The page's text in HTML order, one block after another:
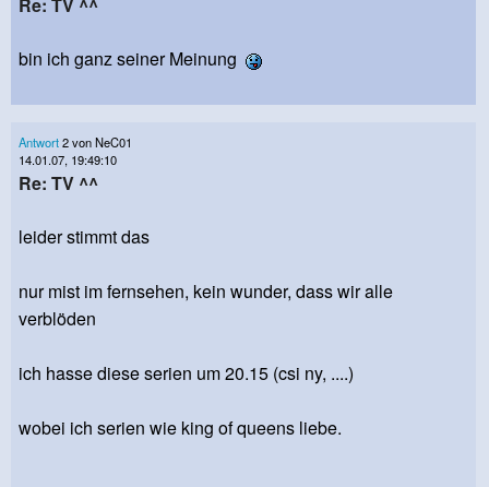
Re: TV ^^
bin ich ganz seiner Meinung
Antwort2 von NeC01
14.01.07, 19:49:10
Re: TV ^^
leider stimmt das
nur mist im fernsehen, kein wunder, dass wir alle
verblöden
ich hasse diese serien um 20.15 (csi ny, ....)
wobei ich serien wie king of queens liebe.